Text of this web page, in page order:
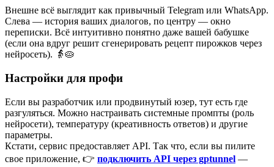
Внешне всё выглядит как привычный Telegram или WhatsApp.
Слева — история ваших диалогов, по центру — окно
переписки. Всё интуитивно понятно даже вашей бабушке
(если она вдруг решит сгенерировать рецепт пирожков через
нейросеть). 👵🥧
Настройки для профи
Если вы разработчик или продвинутый юзер, тут есть где
разгуляться. Можно настраивать системные промпты (роль
нейросети), температуру (креативность ответов) и другие
параметры.
Кстати, сервис предоставляет API. Так что, если вы пилите
свое приложение, 👉 подключить API через gptunnel —